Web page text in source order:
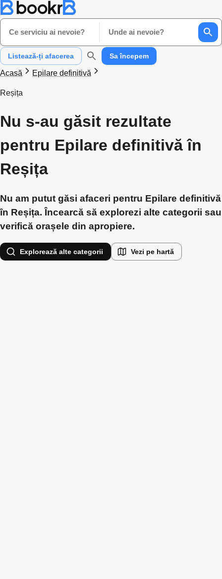
Ce serviciu ai nevoie? Unde ai nevoie?
Listează-ți afacerea Sa începem
Acasă Epilare definitivă
Reșița
Nu s-au găsit rezultate
pentru Epilare definitivă în
Reșița
Nu am putut găsi afaceri pentru Epilare definitivă
în Reșița. Încearcă să explorezi alte categorii sau
verifică orașele din apropiere.
Explorează alte categorii Vezi pe hartă